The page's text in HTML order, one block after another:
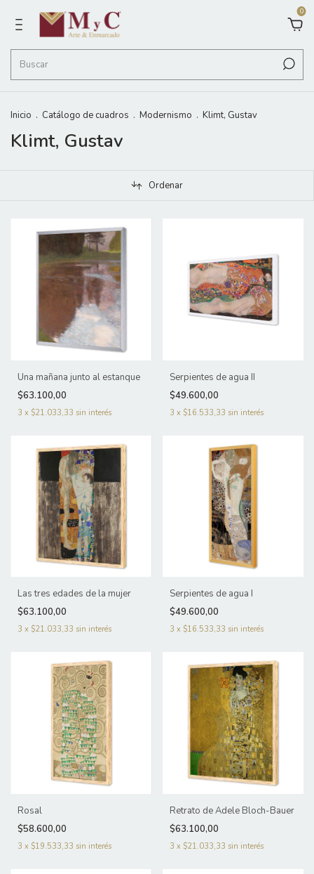
0
Inicio . Catálogo de cuadros . Modernismo . Klimt, Gustav
Klimt, Gustav
Ordenar
Una mañana junto al estanque
$63.100,00
3 x $21.033,33 sin interés
Serpientes de agua II
$49.600,00
3 x $16.533,33 sin interés
Las tres edades de la mujer
$63.100,00
3 x $21.033,33 sin interés
Serpientes de agua I
$49.600,00
3 x $16.533,33 sin interés
Rosal
$58.600,00
3 x $19.533,33 sin interés
Retrato de Adele Bloch-Bauer
$63.100,00
3 x $21.033,33 sin interés